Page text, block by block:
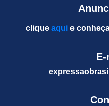
clique aquie